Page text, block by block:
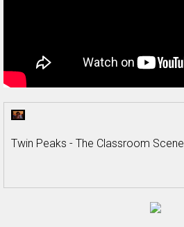
Twin Peaks - The Classroom Scene